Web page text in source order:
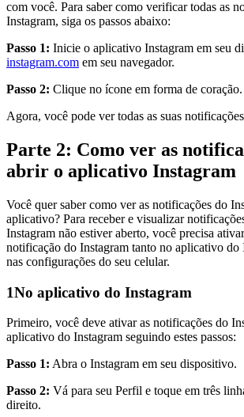
com você. Para saber como verificar todas as
Instagram, siga os passos abaixo:
Passo 1: Inicie o aplicativo Instagram em seu
instagram.com em seu navegador.
Passo 2: Clique no ícone em forma de coração.
Agora, você pode ver todas as suas
Parte 2: Como ver as
abrir o aplicativo Instagram
Você quer saber como ver as notificações do
aplicativo? Para receber e visualizar
Instagram não estiver aberto, você precisa
notificação do Instagram tanto no aplicativo do
nas configurações do seu celular.
1No aplicativo do Instagram
Primeiro, você deve ativar as notificações do
aplicativo do Instagram seguindo estes passos:
Passo 1: Abra o Instagram em seu dispositivo.
Passo 2: Vá para seu Perfil e toque em três
direito.